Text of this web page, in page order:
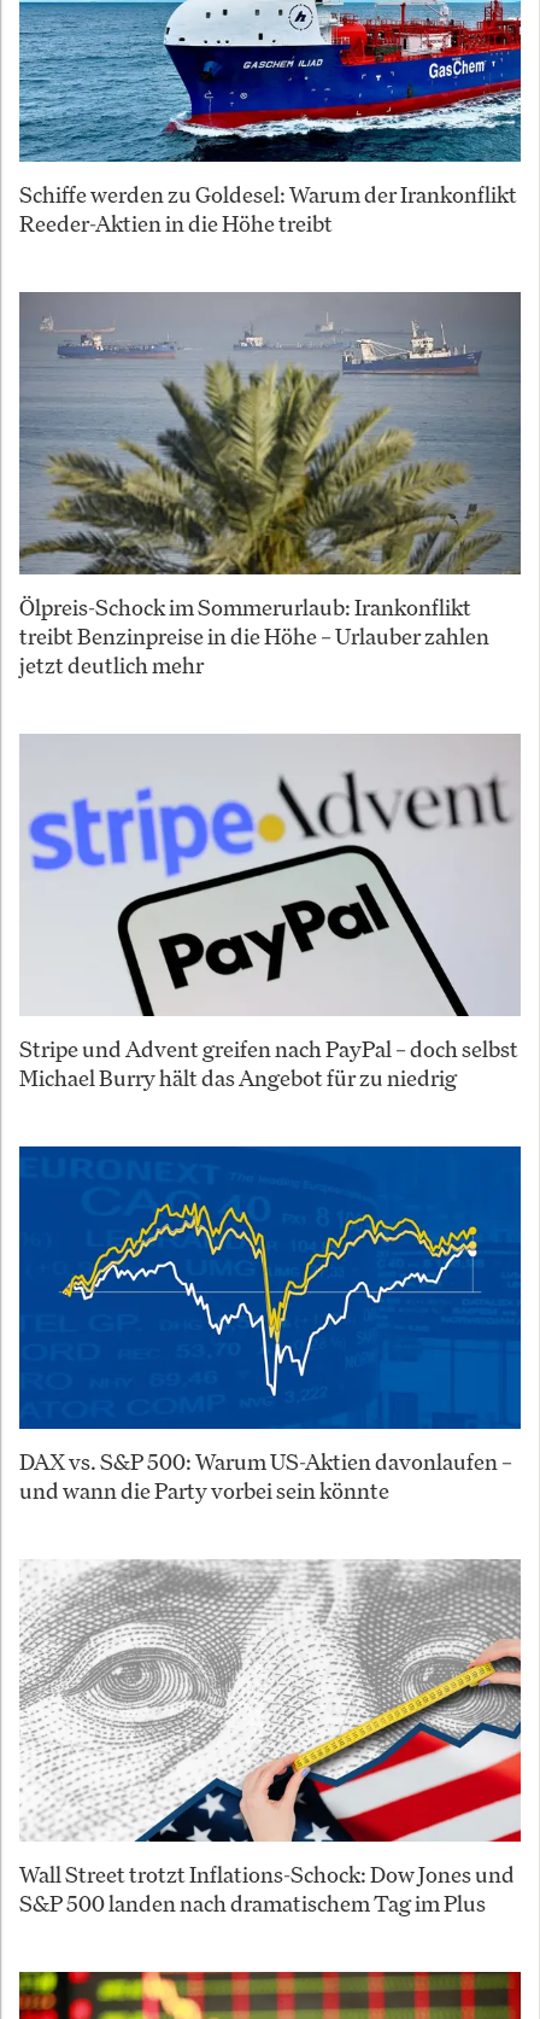
Schiffe werden zu Goldesel: Warum der Irankonflikt
Reeder-Aktien in die Höhe treibt
Ölpreis-Schock im Sommerurlaub: Irankonflikt
treibt Benzinpreise in die Höhe – Urlauber zahlen
jetzt deutlich mehr
Stripe und Advent greifen nach PayPal – doch selbst
Michael Burry hält das Angebot für zu niedrig
DAX vs. S&P 500: Warum US-Aktien davonlaufen –
und wann die Party vorbei sein könnte
Wall Street trotzt Inflations-Schock: Dow Jones und
S&P 500 landen nach dramatischem Tag im Plus